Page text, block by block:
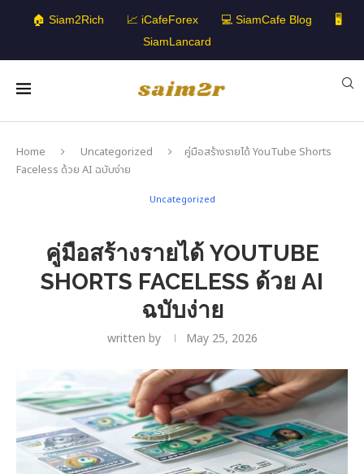
🏠 Siam2Rich 📈 iCafeForex 💻 SiamCafe Blog
🖥️
SiamLancard
Home Uncategorized
คู่มือสร้างรายได้ YouTube Shorts
Faceless ด้วย AI ฉบับง่าย
Uncategorized
คู่มือสร้างรายได้ YOUTUBE
SHORTS FACELESS ด้วย AI
ฉบับง่าย
written by May 25, 2026